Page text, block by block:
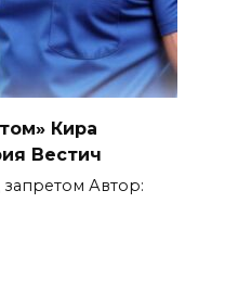
Кира
Вестич
Автор: